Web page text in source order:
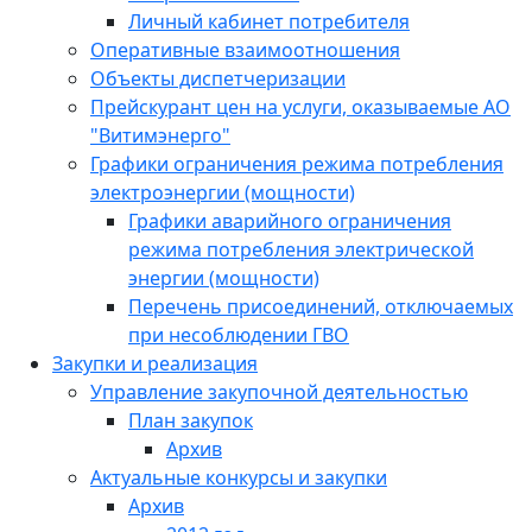
Личный кабинет потребителя
Оперативные взаимоотношения
Объекты диспетчеризации
Прейскурант цен на услуги, оказываемые АО
"Витимэнерго"
Графики ограничения режима потребления
электроэнергии (мощности)
Графики аварийного ограничения
режима потребления электрической
энергии (мощности)
Перечень присоединений, отключаемых
при несоблюдении ГВО
Закупки и реализация
Управление закупочной деятельностью
План закупок
Архив
Актуальные конкурсы и закупки
Архив